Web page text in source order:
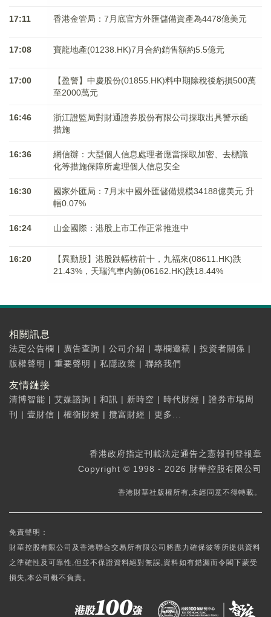
17:11 香港金管局：7月底官方外匯儲備資產為4478億美元
17:08 寶龍地產(01238.HK)7月合約銷售額約5.5億元
17:00
【盈警】中慶股份(01855.HK)料中期除稅後虧損500萬
至2000萬元
16:46
浙江證監局對財通證券股份有限公司採取出具警示函
措施
16:36
網信辦：大型個人信息處理者應當採取加密、去標識
化等措施保障所處理個人信息安全
16:30
國家外匯局：7月末中國外匯儲備規模34188億美元 升
幅0.07%
16:24 山金國際：港股上市工作正常推進中
16:20
【異動股】港股跌幅榜前十，九福來(08611.HK)跌
21.43%，天瑞汽車内飾(06162.HK)跌18.44%
相關訊息
法定公告欄 | 廣告查詢 | 公司介紹 | 專欄邀稿 | 投資者關係 |
版權聲明 | 重要聲明 | 私隱政策 | 聯絡我們
友情鏈接
清博智能 | 艾媒諮詢 | 和訊 | 新時空 | 時代財經 | 證券市場周
刊
| 壹財信 | 權衡財經 | 攬富財經 | 更多...
香港政府指定刊載法定通告之憲報刊登報章
Copyright © 1998 - 2026 財華控股有限公司
香港財華社版權所有,未經同意不得轉載。
免責聲明：
財華控股有限公司及香港聯合交易所有限公司將盡力確保彼等所提供資料
之準確性及可靠性,但並不保證資料絕對無誤,資料如有錯漏而令閣下蒙受
損失,本公司概不負責。